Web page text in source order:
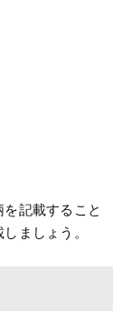
記載すること
ましょう。